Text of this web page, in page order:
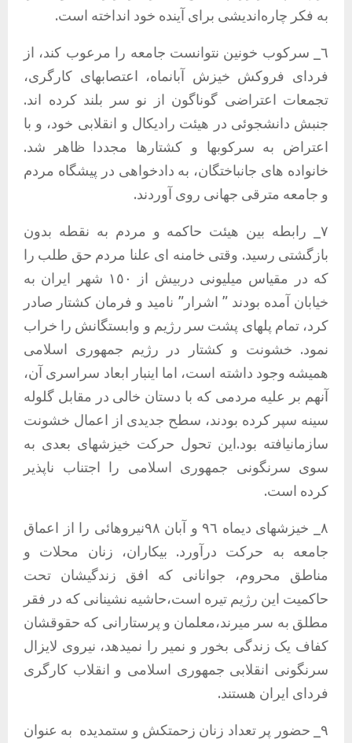
به فکر چاره‌اندیشی برای آینده خود انداخته است.
٦_ سرکوب خونین نتوانست جامعه را مرعوب کند، از
فردای فروکش خیزش آبانماه، اعتصابهای کارگری،
تجمعات اعتراضی گوناگون از نو سر بلند کرده اند.
جنبش دانشجوئی در هیئت رادیکال و انقلابی خود، و با
اعتراض به سرکوبها و کشتارها مجددا ظاهر شد.
خانواده های جانباختگان، به دادخواهی در پیشگاه مردم
و جامعە مترقی جهانی روی آوردند.
٧_ رابطه بین هیئت حاکمه و مردم به نقطه بدون
بازگشتی رسید. وقتی خامنه ای علنا مردم حق طلب را
که در مقیاس میلیونی دربیش از ١٥٠ شهر ایران به
خیابان آمده بودند ” اشرار” نامید و فرمان کشتار صادر
کرد، تمام پلهای پشت سر رژیم و وابستگانش را خراب
نمود. خشونت و کشتار در رژیم جمهوری اسلامی
همیشه وجود داشته است، اما اینبار ابعاد سراسری آن،
آنهم بر علیه مردمی که با دستان خالی در مقابل گلوله
سینه سپر کرده بودند، سطح جدیدی از اعمال خشونت
سازمانیافته بود.این تحول حرکت خیزشهای بعدی به
سوی سرنگونی جمهوری اسلامی را اجتناب ناپذیر
کرده است.
٨_ خیزشهای دیماه ٩٦ و آبان ٩٨نیروهائی را از اعماق
جامعه به حرکت درآورد. بیکاران، زنان محلات و
مناطق محروم، جوانانی که افق زندگیشان تحت
حاکمیت این رژیم تیره است،حاشیه نشینانی که در فقر
مطلق به سر میرند،معلمان و پرستارانی که حقوقشان
کفاف یک زندگی بخور و نمیر را نمیدهد، نیروی لایزال
سرنگونی انقلابی جمهوری اسلامی و انقلاب کارگری
فردای ایران هستند.
٩_ حضور پر تعداد زنان زحمتکش و ستمدیده
به عنوان